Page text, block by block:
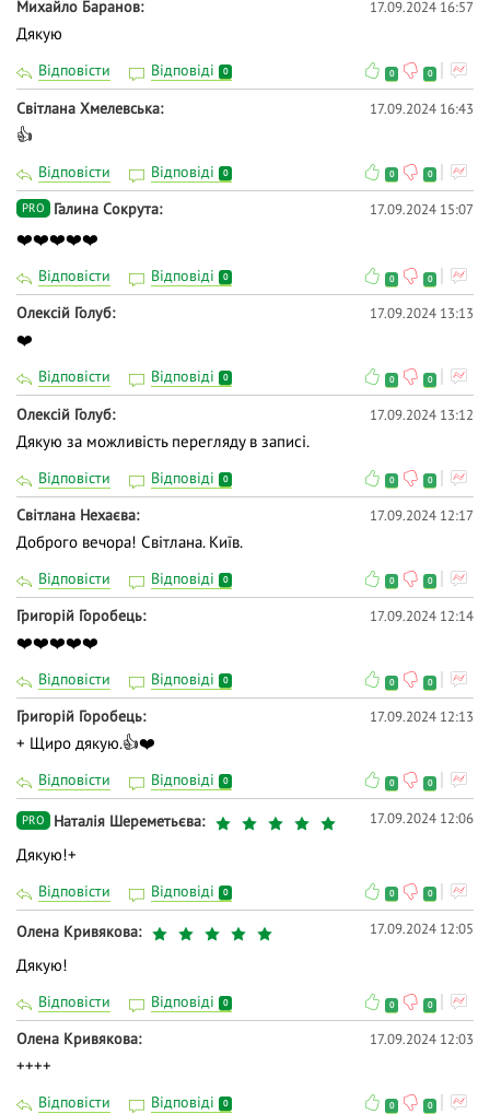
Михайло Баранов 17.09.2024 16:57
Дякую
Відповісти Відповіді 0 0 0
Світлана Хмелевська 17.09.2024 16:43
👍
Відповісти Відповіді 0 0 0
PRO Галина Сокрута 17.09.2024 15:07
❤️❤️❤️❤️❤️
Відповісти Відповіді 0 0 0
Олексій Голуб 17.09.2024 13:13
❤️
Відповісти Відповіді 0 0 0
Олексій Голуб 17.09.2024 13:12
Дякую за можливість перегляду в записі.
Відповісти Відповіді 0 0 0
Світлана Нехаєва 17.09.2024 12:17
Доброго вечора! Світлана. Київ.
Відповісти Відповіді 0 0 0
Григорій Горобець 17.09.2024 12:14
❤️❤️❤️❤️❤️
Відповісти Відповіді 0 0 0
Григорій Горобець 17.09.2024 12:13
+ Щиро дякую.👍❤️
Відповісти Відповіді 0 0 0
PRO Наталія Шереметьєва 17.09.2024 12:06
Дякую!+
Відповісти Відповіді 0 0 0
Олена Кривякова 17.09.2024 12:05
Дякую!
Відповісти Відповіді 0 0 0
Олена Кривякова 17.09.2024 12:03
++++
Відповісти Відповіді 0 0 0